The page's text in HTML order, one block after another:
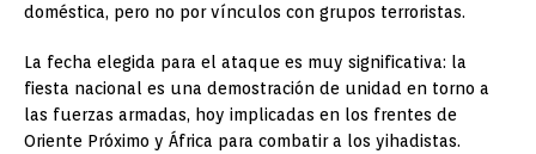
doméstica, pero no por vínculos con grupos terroristas.
La fecha elegida para el ataque es muy significativa: la
fiesta nacional es una demostración de unidad en torno a
las fuerzas armadas, hoy implicadas en los frentes de
Oriente Próximo y África para combatir a los yihadistas.